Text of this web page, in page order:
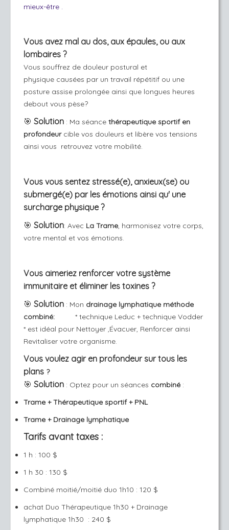
mieux-être .
Vous avez mal au dos, aux épaules, ou aux
lombaires ?
Vous souffrez de douleur postural et
physique causées par un travail répétitif ou une
posture assise prolongée ainsi que longues heures
debout vous pèse?
🎯 Solution : Ma séance thérapeutique sportif en
profondeurcible vos douleurs et libère vos tensions
ainsi vous retrouvez votre mobilité.
Vous vous sentez stressé(e), anxieux(se) ou
submergé(e) par les émotions ainsi qu' une
surcharge physique ?
🎯 Solution: Avec La Trame, harmonisez votre corps,
votre mental et vos émotions.
Vous aimeriez renforcer votre système
immunitaire et éliminer les toxines ?
🎯 Solution : Mon drainage lymphatique méthode
combiné: * technique Leduc + technique Vodder
* est idéal pour Nettoyer ,Évacuer, Renforcer ainsi
Revitaliser votre organisme.
Vous voulez agir en profondeur sur tous les
plans ?
🎯 Solution : Optez pour un séances combiné :
Trame + Thérapeutique sportif + PNL
Trame + Drainage lymphatique
Tarifs avant taxes :
1 h : 100 $
1 h 30 : 130 $
Combiné moitié/moitié duo 1h10 : 120 $
achat Duo Thérapeutique 1h30 + Drainage
lymphatique 1h30 : 240 $